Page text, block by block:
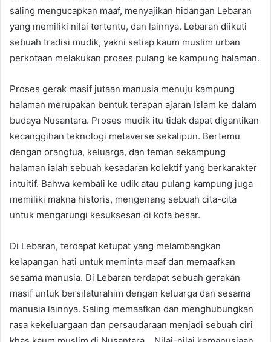
saling mengucapkan maaf, menyajikan hidangan Lebaran
yang memiliki nilai tertentu, dan lainnya. Lebaran diikuti
sebuah tradisi mudik, yakni setiap kaum muslim urban
perkotaan melakukan proses pulang ke kampung halaman.
Proses gerak masif jutaan manusia menuju kampung
halaman merupakan bentuk terapan ajaran Islam ke dalam
budaya Nusantara. Proses mudik itu tidak dapat digantikan
kecanggihan teknologi metaverse sekalipun. Bertemu
dengan orangtua, keluarga, dan teman sekampung
halaman ialah sebuah kesadaran kolektif yang berkarakter
intuitif. Bahwa kembali ke udik atau pulang kampung juga
memiliki makna historis, mengenang sebuah cita-cita
untuk mengarungi kesuksesan di kota besar.
Di Lebaran, terdapat ketupat yang melambangkan
kelapangan hati untuk meminta maaf dan memaafkan
sesama manusia. Di Lebaran terdapat sebuah gerakan
masif untuk bersilaturahim dengan keluarga dan sesama
manusia lainnya. Saling memaafkan dan menghubungkan
rasa kekeluargaan dan persaudaraan menjadi sebuah ciri